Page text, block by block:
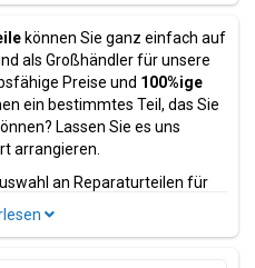
können Sie ganz einfach auf
als Großhändler für unsere
Preise und 100%ige
ein bestimmtes Teil, das Sie
Lassen Sie es uns
arrangieren.
an Reparaturteilen für
Dies sind Teile und Zubehör